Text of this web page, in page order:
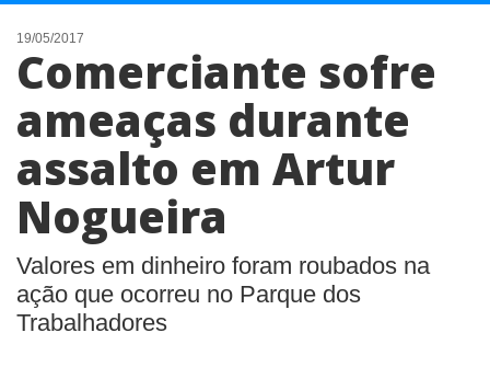
NOTÍCIAS
LISTA DIGITAL
TELEFONES ÚTEIS
CONTATO
ANUNCIE
19/05/2017
Comerciante sofre
ameaças durante
assalto em Artur
Nogueira
Valores em dinheiro foram roubados na
ação que ocorreu no Parque dos
Trabalhadores